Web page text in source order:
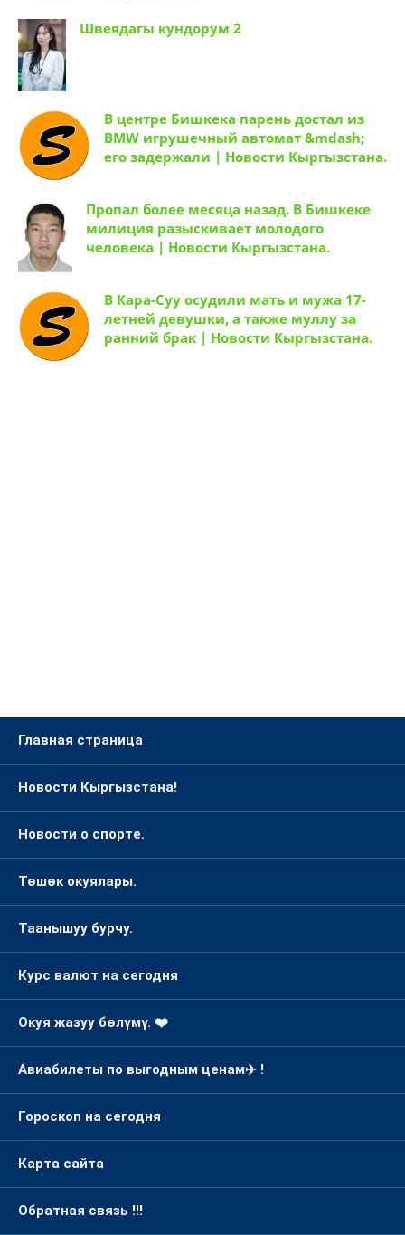
Швеядагы кундорум 2
В центре Бишкека парень достал из
BMW игрушечный автомат &mdash;
его задержали | Новости Кыргызстана.
Пропал более месяца назад. В Бишкеке
милиция разыскивает молодого
человека | Новости Кыргызстана.
В Кара-Суу осудили мать и мужа 17-
летней девушки, а также муллу за
ранний брак | Новости Кыргызстана.
Главная страница
Новости Кыргызстана!
Новости о спорте.
Төшөк окуялары.
Таанышуу бурчу.
Курс валют на сегодня
Окуя жазуу бөлүмү. ❤️
Авиабилеты по выгодным ценам✈️ !
Гороскоп на сегодня
Карта сайта
Обратная связь !!!